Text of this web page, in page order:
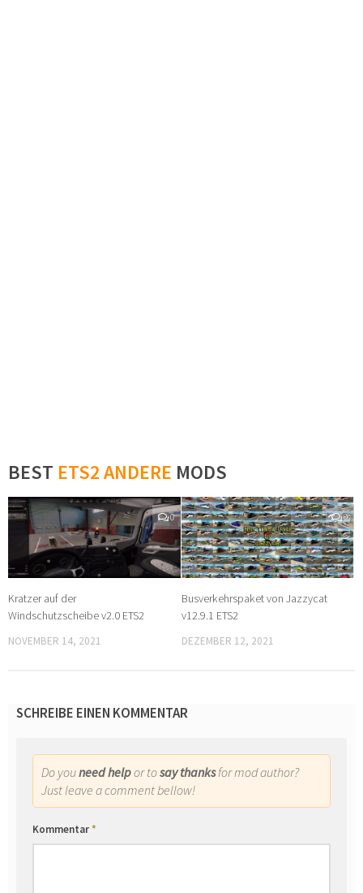
BEST ETS2 ANDERE MODS
0
Kratzer auf der
Windschutzscheibe v2.0 ETS2
NOVEMBER 14, 2021
0
Busverkehrspaket von Jazzycat
v12.9.1 ETS2
DEZEMBER 12, 2021
SCHREIBE EINEN KOMMENTAR
Do youneed helpor tosay thanksfor mod author?
Just leave a comment bellow!
Kommentar*